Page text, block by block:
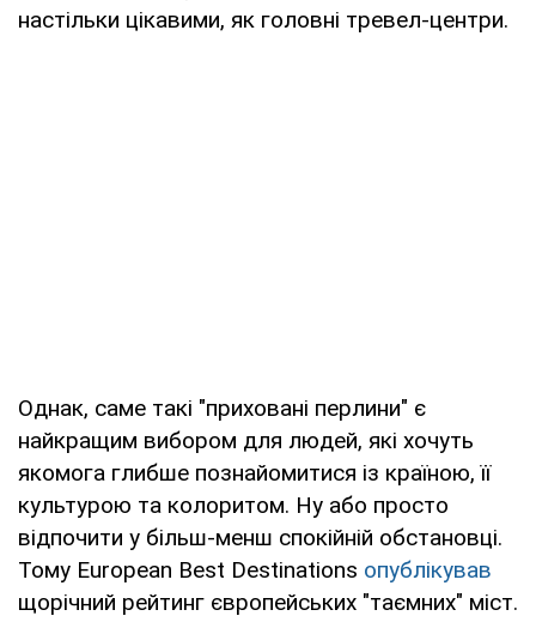
настільки цікавими, як головні тревел-центри.
Однак, саме такі "приховані перлини" є
найкращим вибором для людей, які хочуть
якомога глибше познайомитися із країною, її
культурою та колоритом. Ну або просто
відпочити у більш-менш спокійній обстановці.
Тому European Best Destinations опублікував
щорічний рейтинг європейських "таємних" міст.